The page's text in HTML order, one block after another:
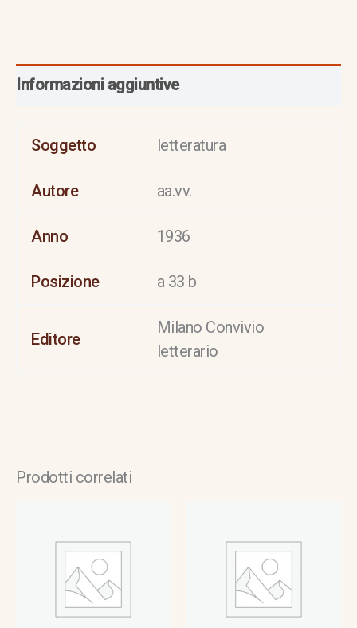
Informazioni aggiuntive
Soggetto letteratura
Autore aa.vv.
Anno 1936
Posizione a 33 b
Editore
Milano Convivio
letterario
Prodotti correlati